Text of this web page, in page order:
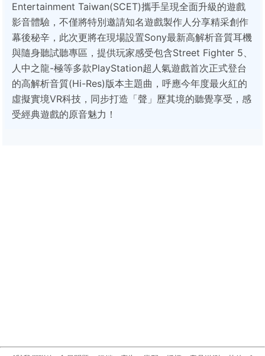
Entertainment Taiwan(SCET)攜手呈現全面升級的遊戲
影音體驗，不僅將特別邀請知名遊戲製作人分享精采創作
幕後秘辛，此次更將在現場設置Sony最新高解析音質耳機
與隨身聽試聽專區，提供玩家感受包含Street Fighter 5、
人中之龍-極等多款PlayStation超人氣遊戲首次正式登台
的高解析音質(Hi-Res)版本主題曲，呼應今年度最火紅的
虛擬實境VR科技，同步打造「聲」歷其境的聽覺享受，感
受經典遊戲的原音魅力！